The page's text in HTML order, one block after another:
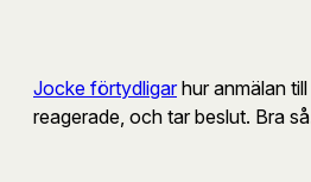
Jocke förtydligar hur anmälan
reagerade, och tar beslut. Bra